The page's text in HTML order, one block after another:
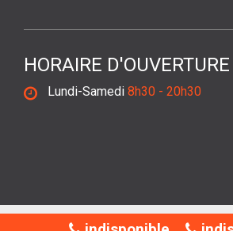
HORAIRE D'OUVERTURE
Lundi-Samedi 8h30 - 20h30
©2018 Tout droit réservé -Mentions